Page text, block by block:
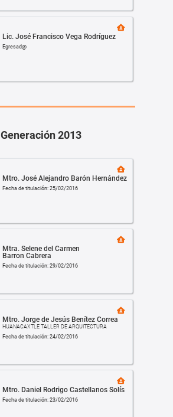
Lic. José Francisco Vega Rodríguez
Egresad@
Generación 2013
Mtro. José Alejandro Barón Hernández
Fecha de titulación: 25/02/2016
Mtra. Selene del Carmen
Barron Cabrera
Fecha de titulación: 29/02/2016
Mtro. Jorge de Jesús Benítez Correa
HUANACAXTLE TALLER DE ARQUITECTURA
Fecha de titulación: 24/02/2016
Mtro. Daniel Rodrigo Castellanos Solís
Fecha de titulación: 23/02/2016